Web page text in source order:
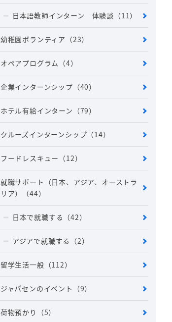
日本語教師インターン 体験談 （11）
幼稚園ボランティア （23）
オペアプログラム （4）
企業インターンシップ （40）
ホテル有給インターン （79）
クルーズインターンシップ （14）
フードレスキュー （12）
就職サポート（日本、アジア、オーストラ
リア）
（44）
日本で就職する （42）
アジアで就職する （2）
留学生活一般 （112）
ジャパセンのイベント （9）
荷物預かり （5）